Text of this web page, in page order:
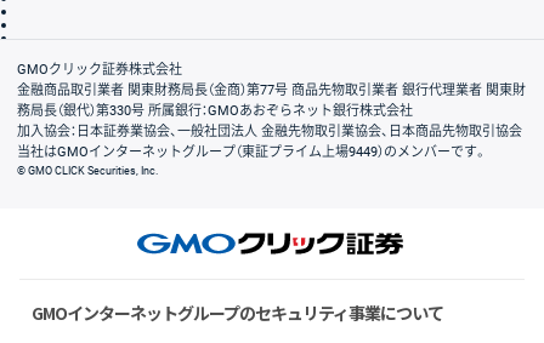
会社案内
GMOクリック証券株式会社
金融商品取引業者 関東財務局長（金商）第77号 商品先物取引業者 銀行代理業者 関東財
務局長（銀代）第330号 所属銀行：GMOあおぞらネット銀行株式会社
加入協会：日本証券業協会、一般社団法人 金融先物取引業協会、日本商品先物取引協会
当社はGMOインターネットグループ（東証プライム上場9449）のメンバーです。
© GMO CLICK Securities, Inc.
GMOインターネットグループのセキュリティ事業について